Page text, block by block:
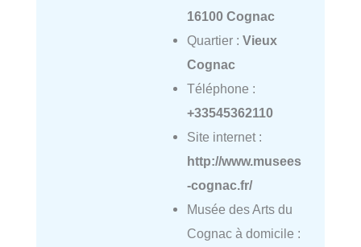
16100 Cognac
Quartier : Vieux
Cognac
Téléphone :
+33545362110
Site internet :
http://www.musees
-cognac.fr/
Musée des Arts du
Cognac à domicile :